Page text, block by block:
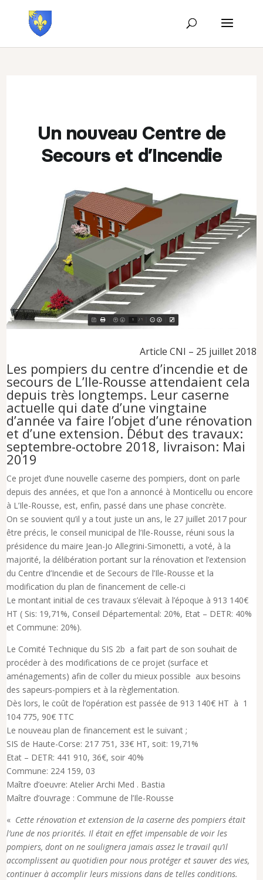
Un nouveau Centre de
Secours et d’Incendie
Article CNI – 25 juillet 2018
Les pompiers du centre d’incendie et de
secours de L’Ile-Rousse attendaient cela
depuis très longtemps. Leur caserne
actuelle qui date d’une vingtaine
d’année va faire l’objet d’une rénovation
et d’une extension. Début des travaux:
septembre-octobre 2018, livraison: Mai
2019
Ce projet d’une nouvelle caserne des pompiers, dont on parle
depuis des années, et que l’on a annoncé à Monticellu ou encore
à L’Ile-Rousse, est, enfin, passé dans une phase concrète.
On se souvient qu’il y a tout juste un ans, le 27 juillet 2017 pour
être précis, le conseil municipal de l’Ile-Rousse, réuni sous la
présidence du maire Jean-Jo Allegrini-Simonetti, a voté, à la
majorité, la délibération portant sur la rénovation et l’extension
du Centre d’Incendie et de Secours de l’Ile-Rousse et la
modification du plan de financement de celle-ci
Le montant initial de ces travaux s’élevait à l’époque à 913 140€
HT ( Sis: 19,71%, Conseil Départemental: 20%, Etat – DETR: 40%
et Commune: 20%).
Le Comité Technique du SIS 2b a fait part de son souhait de
procéder à des modifications de ce projet (surface et
aménagements) afin de coller du mieux possible aux besoins
des sapeurs-pompiers et à la règlementation.
Dès lors, le coût de l’opération est passée de 913 140€ HT à 1
104 775, 90€ TTC
Le nouveau plan de financement est le suivant ;
SIS de Haute-Corse: 217 751, 33€ HT, soit: 19,71%
Etat – DETR: 441 910, 36€, soir 40%
Commune: 224 159, 03
Maître d’oeuvre: Atelier Archi Med . Bastia
Maître d’ouvrage : Commune de l’Ile-Rousse
« Cette rénovation et extension de la caserne des pompiers était
l’une de nos priorités. Il était en effet impensable de voir les
pompiers, dont on ne soulignera jamais assez le travail qu’il
accomplissent au quotidien pour nous protéger et sauver des vies,
continuer à accomplir leurs missions dans de telles conditions.